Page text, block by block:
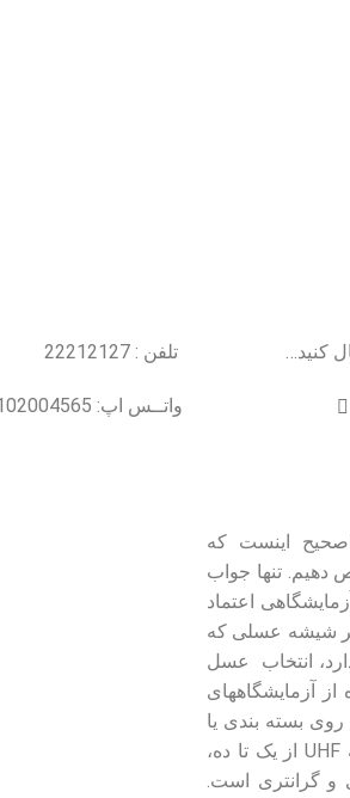
کنید… تلفن : 22212127
واتــس اپ: 09102004565
اینست که
تنها جواب
اعتماد
هر شیشه عسلی که
انتخاب عسل
آزمایشگاههای
بسته بندی یا
لیبل عسل را نگاه کنید، هر چه UHF از یک تا ده،
و گرانتری است.